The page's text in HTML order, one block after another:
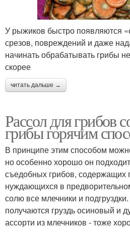
У рыжиков быстро появляются
срезов, повреждений и даже
начинать обрабатывать грибы
скорее
читать дальше →
Рассол для грибов
грибы горячим
В принципе этим способом
но особенно хорошо он
съедобных грибов, содержащих
нуждающихся в
солю все млечники и
получаются груздь осиновый и
ассорти из млечников - тоже